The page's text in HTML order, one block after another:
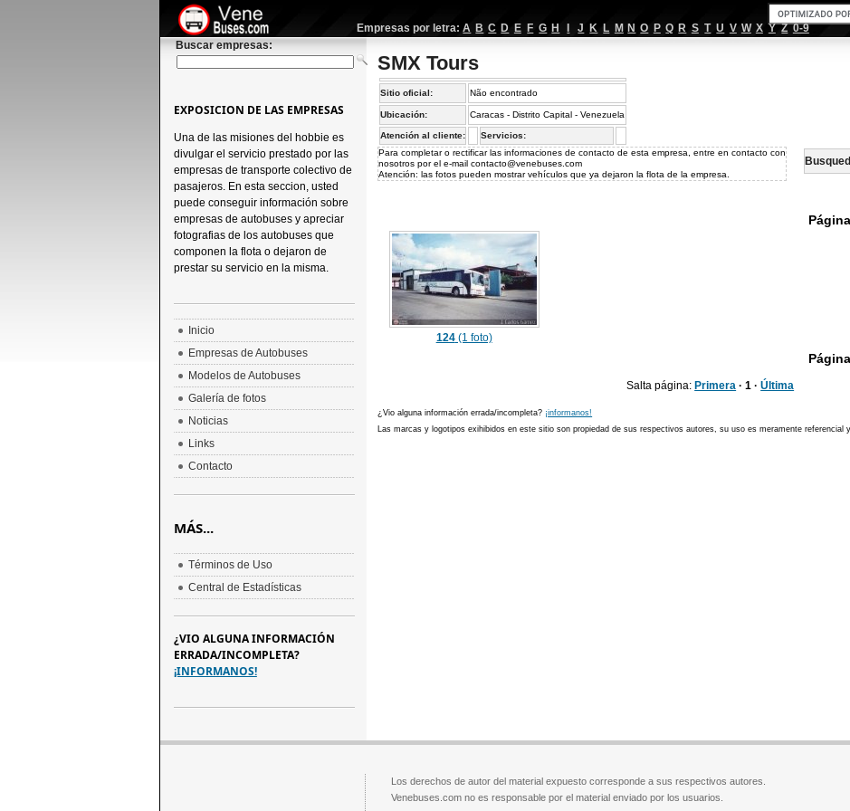
Empresas por letra: A B C D E F G H J K L M N O P Q R S T U V W X Y Z 0-9
Buscar empresas:
SMX Tours
Sitio oficial: Não encontrado
Ubicación: Caracas - Distrito Capital - Venezuela
Atención al cliente:
Servicios:
Para completar o rectificar las informaciones de contacto de esta empresa, entre en contacto con
nosotros por el e-mailcontacto@venebuses.com
Atención: las fotos pueden mostrar vehículos que ya dejaron la flota de la empresa.
124(1 foto)
Salta página: Primera · 1 ·Última
¿Vio alguna información errada/incompleta? ¡informanos!
Las marcas y logotipos exihibidos en este sitio son propiedad de sus respectivos autores, su uso es meramente referencial
EXPOSICION DE LAS EMPRESAS
Una de las misiones del hobbie es
divulgar el servicio prestado por las
empresas de transporte colectivo de
pasajeros. En esta seccion, usted
puede conseguir información sobre
empresas de autobuses y apreciar
fotografias de los autobuses que
componen la flota o dejaron de
prestar su servicio en la misma.
Inicio
Empresas de Autobuses
Modelos de Autobuses
Galería de fotos
Noticias
Links
Contacto
MÁS...
Términos de Uso
Central de Estadísticas
¿VIO ALGUNA INFORMACIÓN
ERRADA/INCOMPLETA?
¡INFORMANOS!
Los derechos de autor del material expuesto corresponde a sus respectivos autores.
Venebuses.com no es responsable por el material enviado por los usuarios.